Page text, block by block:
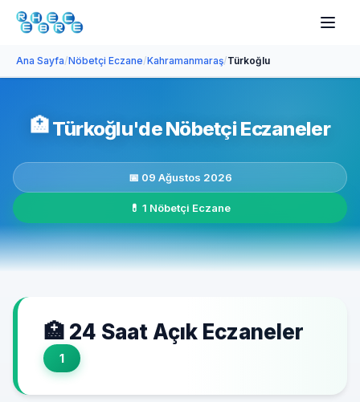
Ana Sayfa/Nöbetçi Eczane/Kahramanmaraş/Türkoğlu
🏥Türkoğlu'de Nöbetçi Eczaneler
📅 09 Ağustos 2026
💊 1 Nöbetçi Eczane
🏥 24 Saat Açık Eczaneler
1